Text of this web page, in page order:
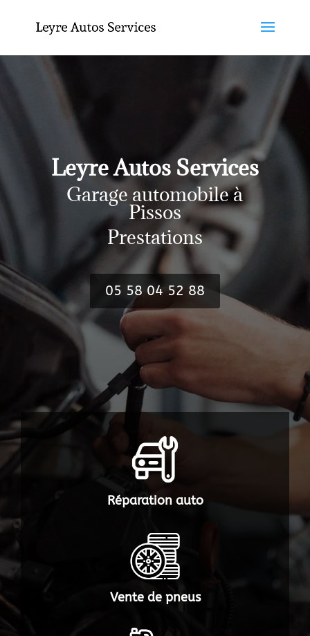
Leyre Autos Services
Garage automobile à
Pissos
Prestations
05 58 04 52 88
Réparation auto
Vente de pneus